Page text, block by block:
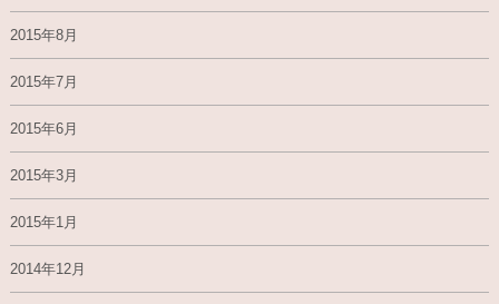
2015年8月
2015年7月
2015年6月
2015年3月
2015年1月
2014年12月